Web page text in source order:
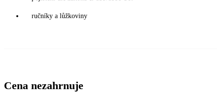
ručníky a lůžkoviny
Cena nezahrnuje